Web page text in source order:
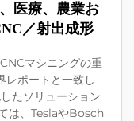
医療、農業お
／射出成形
マシニングの重
レポートと一致し
たソリューション
は、TeslaやBosch